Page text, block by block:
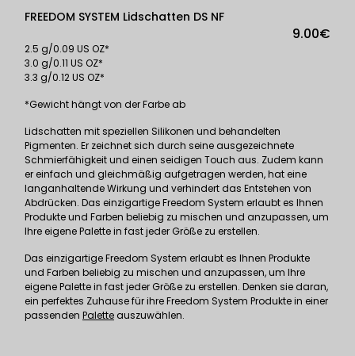
FREEDOM SYSTEM Lidschatten DS NF
9.00€
2.5 g/0.09 US OZ*
3.0 g/0.11 US OZ*
3.3 g/0.12 US OZ*
*Gewicht hängt von der Farbe ab
Lidschatten mit speziellen Silikonen und behandelten
Pigmenten. Er zeichnet sich durch seine ausgezeichnete
Schmierfähigkeit und einen seidigen Touch aus. Zudem kann
er einfach und gleichmäßig aufgetragen werden, hat eine
langanhaltende Wirkung und verhindert das Entstehen von
Abdrücken. Das einzigartige Freedom System erlaubt es Ihnen
Produkte und Farben beliebig zu mischen und anzupassen, um
Ihre eigene Palette in fast jeder Größe zu erstellen.
Das einzigartige Freedom System erlaubt es Ihnen Produkte
und Farben beliebig zu mischen und anzupassen, um Ihre
eigene Palette in fast jeder Größe zu erstellen. Denken sie daran,
ein perfektes Zuhause für ihre Freedom System Produkte in einer
passenden Palette auszuwählen.